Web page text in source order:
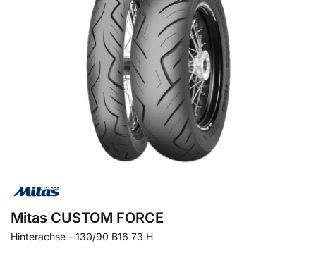
Mitas CUSTOM FORCE
Hinterachse - 130/90 B16 73 H